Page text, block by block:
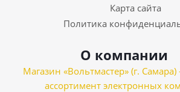
Карта сайта
Политика
О компании
Магазин «Вольтмастер» (г.
ассортимент электронных